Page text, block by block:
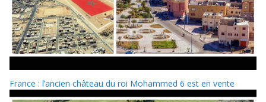
France : l’ancien château du roi Mohammed 6 est en vente